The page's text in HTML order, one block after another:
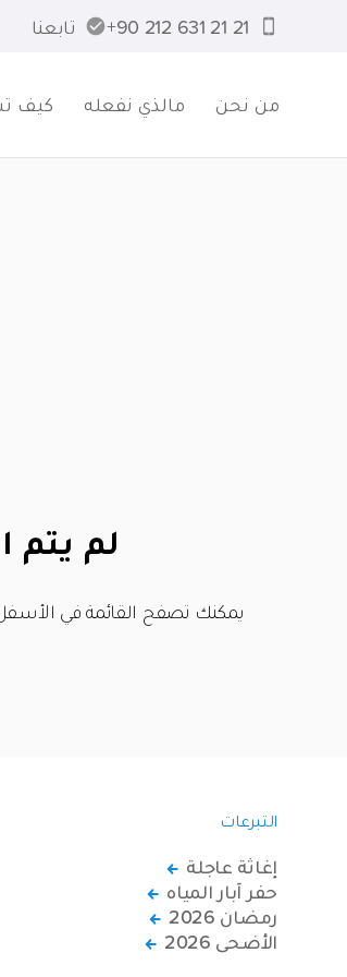
21 21 631 212 90+ تابعنا
من نحن مالذي نفعله كيف
لم يتم
يمكنك تصفح القائمة في
التبرعات
إغاثة عاجلة
حفر آبار المياه
رمضان 2026
الأضحى 2026